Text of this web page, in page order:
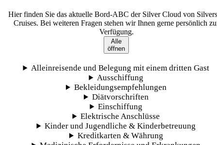
Hier finden Sie das aktuelle Bord-ABC der Silver Cloud von
Cruises. Bei weiteren Fragen stehen wir Ihnen gerne persönlich
Verfügung.
Alle
öffnen
Alleinreisende und Belegung mit einem dritten Gast
Ausschiffung
Bekleidungsempfehlungen
Diätvorschriften
Einschiffung
Elektrische Anschlüsse
Kinder und Jugendliche & Kinderbetreuung
Kreditkarten & Währung